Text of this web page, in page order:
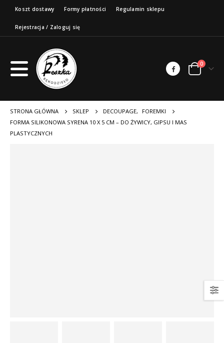
Koszt dostawy Formy płatności Regulamin sklepu
Rejestracja / Zaloguj się
0
STRONA GŁÓWNA SKLEP DECOUPAGE,
FOREMKI
FORMA SILIKONOWA SYRENA 10 X 5 CM – DO ŻYWICY, GIPSU I MAS
PLASTYCZNYCH